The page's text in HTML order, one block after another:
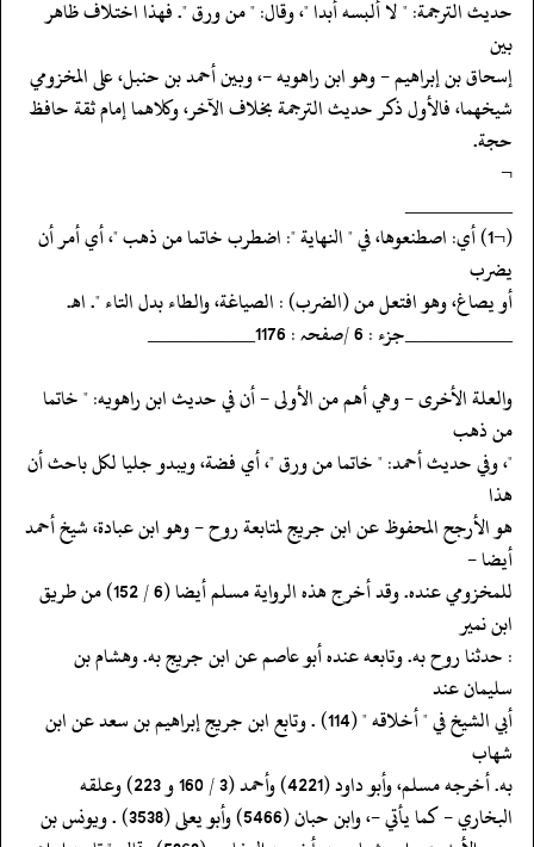
‏‏‏‏حديث الترجمة: " لا ألبسه أبدا "، وقال: " من ورق ". فهذا اختلاف ظاهر
بين
‏‏‏‏إسحاق بن إبراهيم - وهو ابن راهويه -، وبين أحمد بن حنبل، على المخزومي
‏‏‏‏شيخهما، فالأول ذكر حديث الترجمة بخلاف الآخر، وكلاهما إمام ثقة حافظ
حجة.
‏‏‏‏¬
‏‏‏‏__________
‏‏‏‏(¬1) أي: اصطنعوها، في " النهاية ": اضطرب خاتما من ذهب "، أي أمر أن
يضرب
‏‏‏‏أو يصاغ، وهو افتعل من (الضرب) : الصياغة، والطاء بدل التاء ". اهـ.
‏‏‏‏__________جزء : 6 /صفحہ : 1176__________
‏‏‏‏والعلة الأخرى - وهي أهم من الأولى - أن في حديث ابن راهويه: " خاتما
من ذهب
‏‏‏‏"، وفي حديث أحمد: " خاتما من ورق "، أي فضة، ويبدو جليا لكل باحث أن
هذا
‏‏‏‏هو الأرجح المحفوظ عن ابن جريج لمتابعة روح - وهو ابن عبادة، شيخ أحمد
أيضا -
‏‏‏‏للمخزومي عنده. وقد أخرج هذه الرواية مسلم أيضا (6 / 152) من طريق
ابن نمير
‏‏‏‏: حدثنا روح به. وتابعه عنده أبو عاصم عن ابن جريج به. وهشام بن
سليمان عند
‏‏‏‏أبي الشيخ في " أخلاقه " (114) . وتابع ابن جريج إبراهيم بن سعد عن ابن
شهاب
‏‏‏‏به. أخرجه مسلم، وأبو داود (4221) وأحمد (3 / 160 و 223) وعلقه
‏‏‏‏البخاري - كما يأتي -، وابن حبان (5466) وأبو يعلى (3538) . ويونس بن